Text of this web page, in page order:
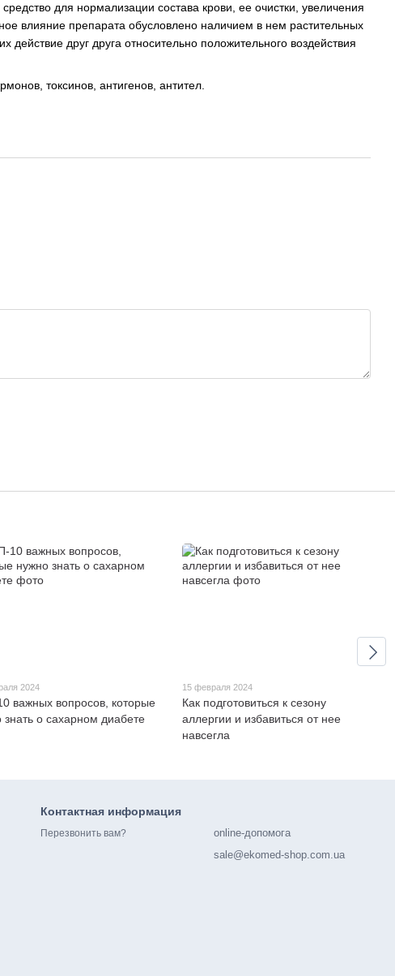
для нормализации состава крови, ее очистки, увеличения
влияние препарата обусловлено наличием в нем растительных
друг друга относительно положительного воздействия
токсинов, антигенов, антител.
2024
важных вопросов, которые
знать о сахарном диабете
15 февраля 2024
Как подготовиться к сезону
аллергии и избавиться от нее
навсегла
Контактная информация
Перезвонить вам?
online-допомога
sale@ekomed-shop.com.ua